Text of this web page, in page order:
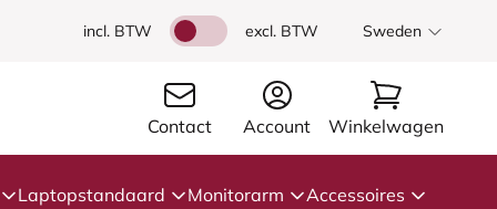
incl. BTW excl. BTW Sweden
Contact Account Winkelwagen
Laptopstandaard Monitorarm Accessoires